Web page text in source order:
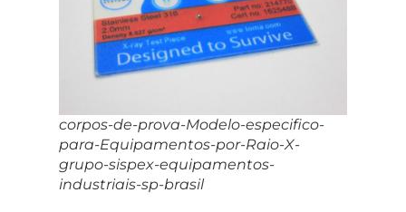
corpos-de-prova-Modelo-especifico-
para-Equipamentos-por-Raio-X-
grupo-sispex-equipamentos-
industriais-sp-brasil